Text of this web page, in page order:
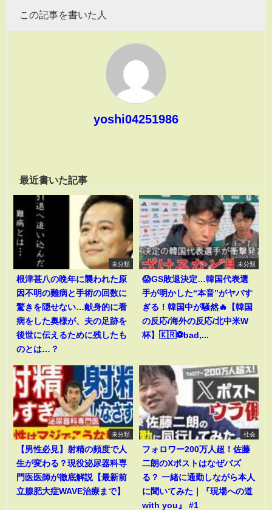
この記事を書いた人
yoshi04251986
最近書いた記事
未分類
根津甚八の晩年に襲われた原
因不明の難病と手術の回数に
驚きを隠せない…献身的に看
病をした奥様が、夫の足跡を
後世に伝えるために残したも
のとは…？
未分類
😱GS敗退決定…韓国代表選
手が明かした“本音”がヤバす
ぎる！韓国中が騒然🔥【韓国
の反応/海外の反応/北中米W
杯】🇰🇷⚽bad,...
未分類
【男性必見】射精の頻度で人
生が変わる？現役泌尿器科専
門医医師が徹底解説【最新前
立腺肥大症WAVE治療まで】
社会
フォロワー200万人超！佐藤
二朗のXポストはなぜバズ
る？ 一緒に通勤しながら本人
に聞いてみた｜『現場への道
with you』 #1